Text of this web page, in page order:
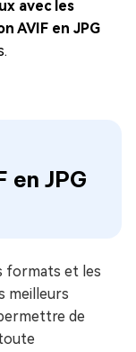
avec les
AVIF en JPG
en JPG
formats et les
meilleurs
de